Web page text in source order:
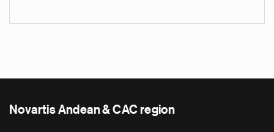
Novartis Andean & CAC region